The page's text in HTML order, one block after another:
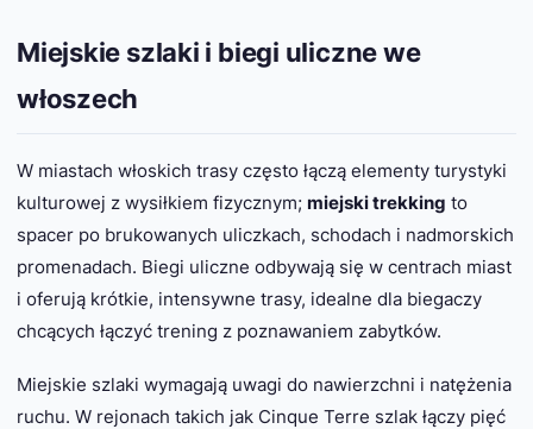
Miejskie szlaki i biegi uliczne we
włoszech
W miastach włoskich trasy często łączą elementy turystyki
kulturowej z wysiłkiem fizycznym; miejski trekking to
spacer po brukowanych uliczkach, schodach i nadmorskich
promenadach. Biegi uliczne odbywają się w centrach miast
i oferują krótkie, intensywne trasy, idealne dla biegaczy
chcących łączyć trening z poznawaniem zabytków.
Miejskie szlaki wymagają uwagi do nawierzchni i natężenia
ruchu. W rejonach takich jak Cinque Terre szlak łączy pięć